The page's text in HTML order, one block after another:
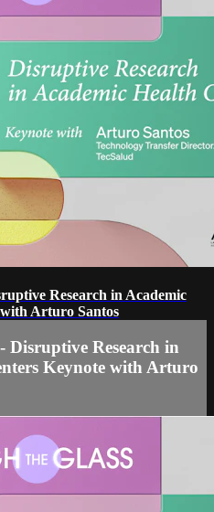
Research in Academic
Arturo Santos
Disruptive Research in
Keynote with Arturo